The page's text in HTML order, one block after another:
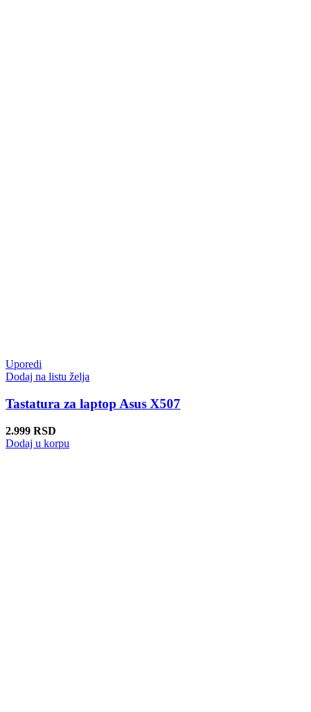
Uporedi
Dodaj na listu želja
Tastatura za laptop Asus X507
2.999 RSD
Dodaj u korpu